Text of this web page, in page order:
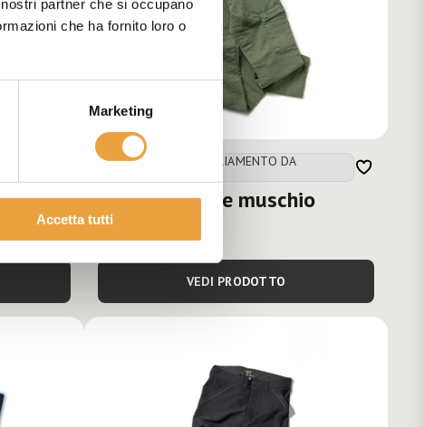
partner che si occupano
che ha fornito loro o
Marketing
Accetta tutti
AUTUNNO - ABBIGLIAMENTO DA
Partner - Verde muschio
€93,00
VEDI PRODOTTO